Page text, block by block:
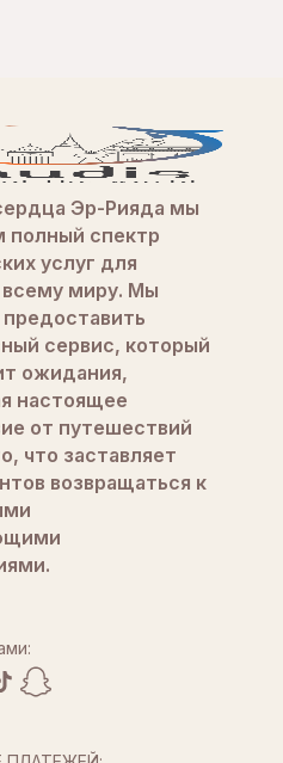
Эр-Рияда мы
полный спектр
услуг для
всему миру. Мы
сервис, который
ожидания,
настоящее
от путешествий
что заставляет
возвращаться к